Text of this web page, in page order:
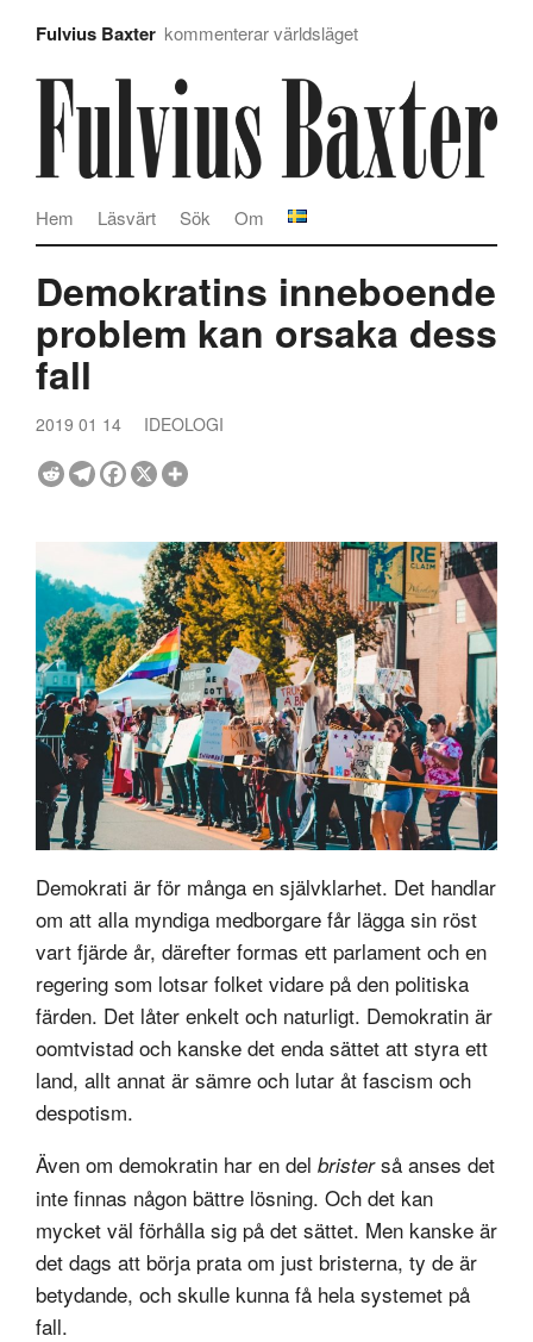
Fulvius Baxter kommenterar världsläget
Om
Sök
Läsvärt
Hem
Demokratins inneboende
problem kan orsaka dess
fall
2019 01 14 IDEOLOGI
Demokrati är för många en självklarhet. Det handlar
om att alla myndiga medborgare får lägga sin röst
vart fjärde år, därefter formas ett parlament och en
regering som lotsar folket vidare på den politiska
färden. Det låter enkelt och naturligt. Demokratin är
oomtvistad och kanske det enda sättet att styra ett
land, allt annat är sämre och lutar åt fascism och
despotism.
Även om demokratin har en del bristerså anses det
inte finnas någon bättre lösning. Och det kan
mycket väl förhålla sig på det sättet. Men kanske är
det dags att börja prata om just bristerna, ty de är
betydande, och skulle kunna få hela systemet på
fall.